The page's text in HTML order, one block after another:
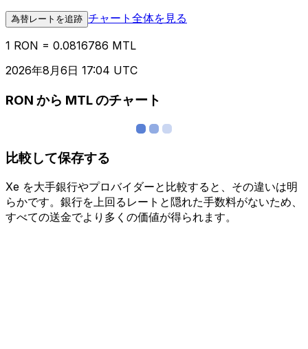
為替レートを追跡 チャート全体を見る
1 RON = 0.0816786 MTL
2026年8月6日 17:04 UTC
RON から MTL のチャート
比較して保存する
Xe を大手銀行やプロバイダーと比較すると、その違いは明
らかです。銀行を上回るレートと隠れた手数料がないため、
すべての送金でより多くの価値が得られます。